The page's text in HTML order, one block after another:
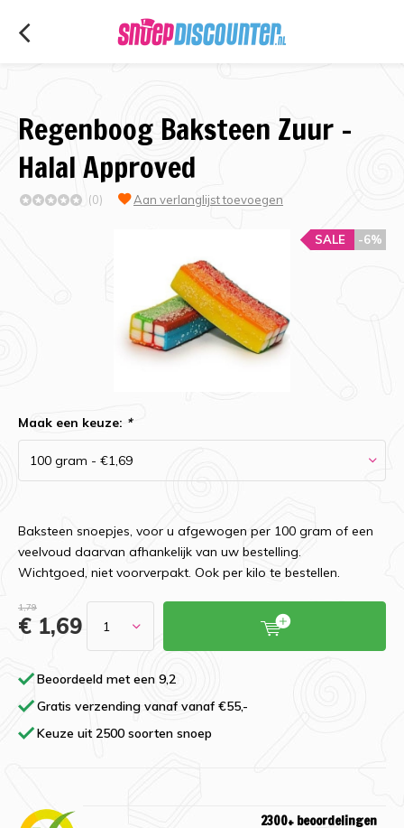
Regenboog Baksteen Zuur -
Halal Approved
(0) Aan verlanglijst toevoegen
-6%
SALE
Maak een keuze: *
Baksteen snoepjes, voor u afgewogen per 100 gram of een
veelvoud daarvan afhankelijk van uw bestelling.
Wichtgoed, niet voorverpakt. Ook per kilo te bestellen.
1,79
€ 1,69
Beoordeeld met een 9,2
Gratis verzending vanaf vanaf €55,-
Keuze uit 2500 soorten snoep
2300+ beoordelingen